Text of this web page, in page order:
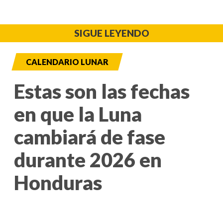
SIGUE LEYENDO
CALENDARIO LUNAR
Estas son las fechas
en que la Luna
cambiará de fase
durante 2026 en
Honduras